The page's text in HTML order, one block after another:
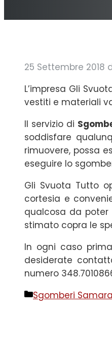
25 Settembre 2018
L’impresa Gli
vestiti e materiali
Il servizio di
soddisfare
rimuovere, possa
eseguire lo
Gli Svuota Tutto
cortesia e
qualcosa da
stimato copra le
In ogni caso
desiderate
numero
Categorie
Sgomberi